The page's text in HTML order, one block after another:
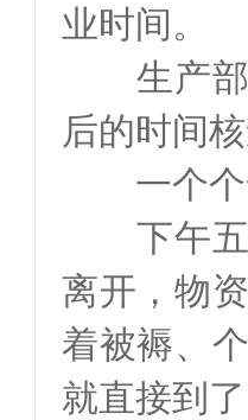
业时间。
生产部
后的时间
一个个
下午五
离开，物
着被褥、
就直接到